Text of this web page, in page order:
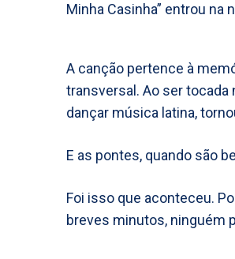
Minha Casinha” entrou na
A canção pertence à
transversal. Ao ser tocada
dançar música latina,
E as pontes, quando são
Foi isso que aconteceu.
breves minutos, ninguém